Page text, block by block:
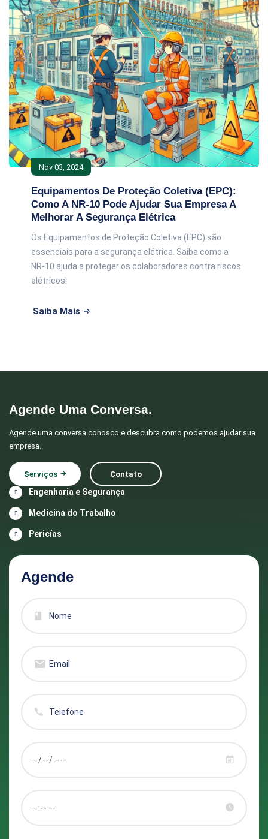
Nov 03, 2024
Equipamentos De Proteção Coletiva (EPC):
Como A NR-10 Pode Ajudar Sua Empresa A
Melhorar A Segurança Elétrica
Os Equipamentos de Proteção Coletiva (EPC) são
essenciais para a segurança elétrica. Saiba como a
NR-10 ajuda a proteger os colaboradores contra riscos
elétricos!
Saiba Mais
Agende Uma Conversa.
Agende uma conversa conosco e descubra como podemos ajudar sua
empresa.
Serviços Contato
Engenharia e Segurança
Medicina do Trabalho
Pericías
Agende